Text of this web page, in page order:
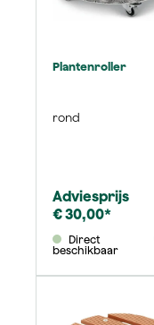
Plantenroller
rond
Adviesprijs
€ 30,00*
beschikbaar